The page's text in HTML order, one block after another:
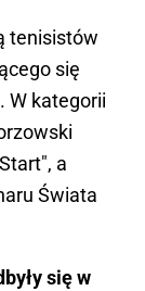
tenisistów
się
W kategorii
a
Świata
się w